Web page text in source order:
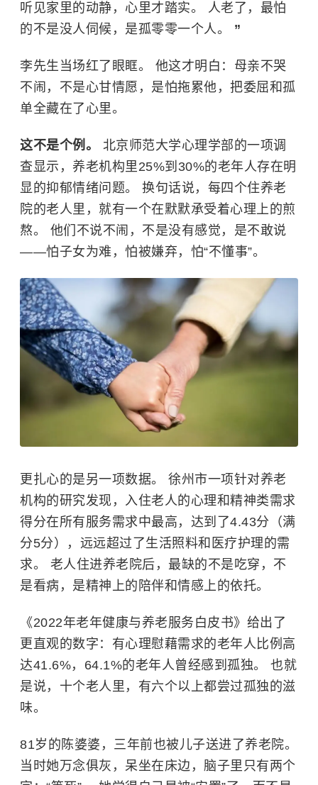
听见家里的动静，心里才踏实。 人老了，最怕
的不是没人伺候，是孤零零一个人。 ”
李先生当场红了眼眶。 他这才明白：母亲不哭
不闹，不是心甘情愿，是怕拖累他，把委屈和孤
单全藏在了心里。
这不是个例。 北京师范大学心理学部的一项调
查显示，养老机构里25%到30%的老年人存在明
显的抑郁情绪问题。 换句话说，每四个住养老
院的老人里，就有一个在默默承受着心理上的煎
熬。 他们不说不闹，不是没有感觉，是不敢说
——怕子女为难，怕被嫌弃，怕“不懂事”。
更扎心的是另一项数据。 徐州市一项针对养老
机构的研究发现，入住老人的心理和精神类需求
得分在所有服务需求中最高，达到了4.43分（满
分5分），远远超过了生活照料和医疗护理的需
求。 老人住进养老院后，最缺的不是吃穿，不
是看病，是精神上的陪伴和情感上的依托。
《2022年老年健康与养老服务白皮书》给出了
更直观的数字：有心理慰藉需求的老年人比例高
达41.6%，64.1%的老年人曾经感到孤独。 也就
是说，十个老人里，有六个以上都尝过孤独的滋
味。
81岁的陈婆婆，三年前也被儿子送进了养老院。
当时她万念俱灰，呆坐在床边，脑子里只有两个